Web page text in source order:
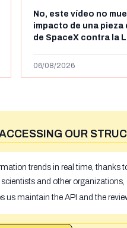
No, este vídeo no
impacto de una pieza
de SpaceX contra la
menos abril de 2026
06/08/2026
OUR
trends in real time, thanks
and other
maintain the API and the